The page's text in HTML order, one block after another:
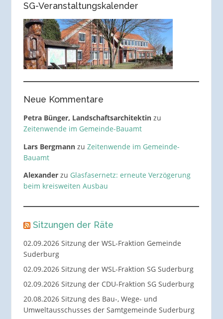
SG-Veranstaltungskalender
Neue Kommentare
Petra Bünger, Landschaftsarchitektinzu
Zeitenwende im Gemeinde-Bauamt
Lars Bergmannzu Zeitenwende im Gemeinde-
Bauamt
Alexanderzu Glasfasernetz: erneute Verzögerung
beim kreisweiten Ausbau
Sitzungen der Räte
02.09.2026 Sitzung der WSL-Fraktion Gemeinde
Suderburg
02.09.2026 Sitzung der WSL-Fraktion SG Suderburg
02.09.2026 Sitzung der CDU-Fraktion SG Suderburg
20.08.2026 Sitzung des Bau-, Wege- und
Umweltausschusses der Samtgemeinde Suderburg